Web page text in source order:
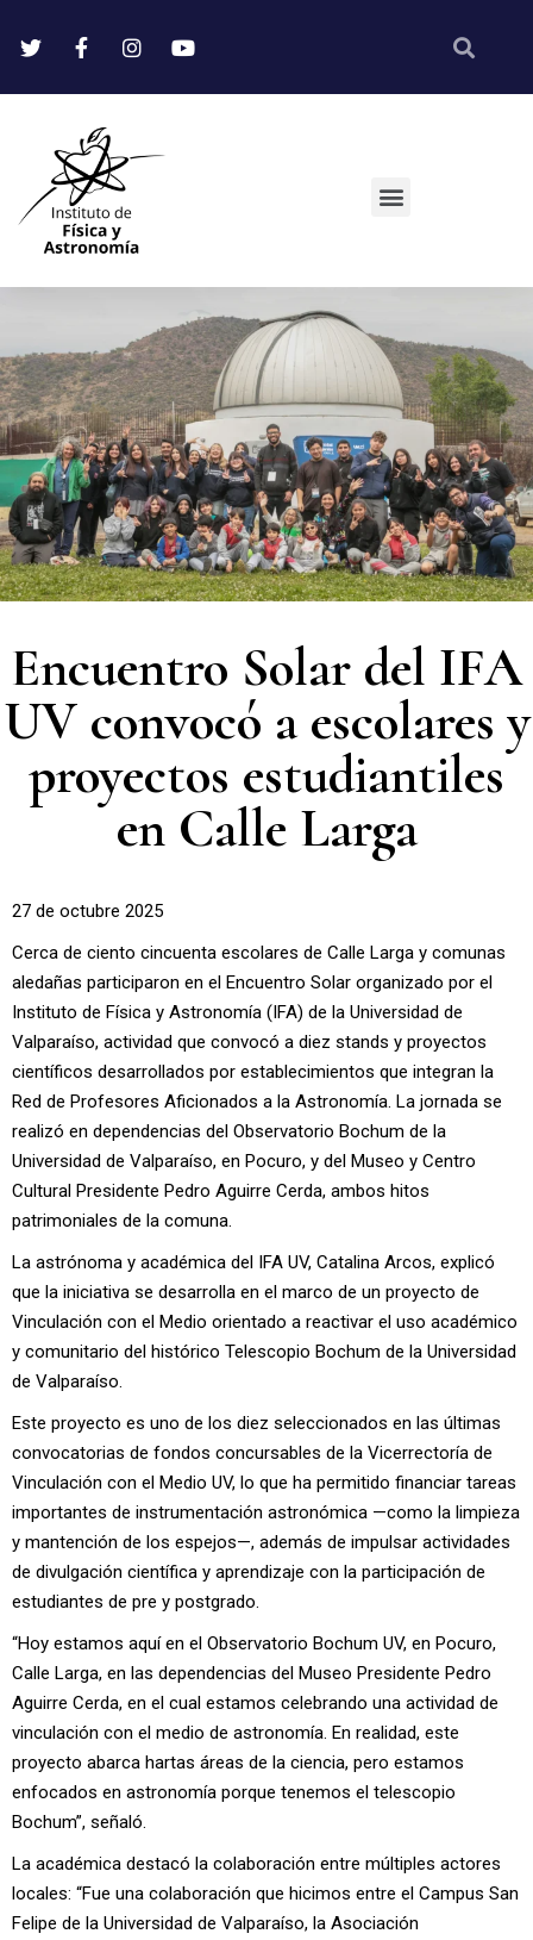
Encuentro Solar del IFA
UV convocó a escolares y
proyectos estudiantiles
en Calle Larga
27 de octubre 2025
Cerca de ciento cincuenta escolares de Calle Larga y comunas
aledañas participaron en el Encuentro Solar organizado por el
Instituto de Física y Astronomía (IFA) de la Universidad de
Valparaíso, actividad que convocó a diez stands y proyectos
científicos desarrollados por establecimientos que integran la
Red de Profesores Aficionados a la Astronomía. La jornada se
realizó en dependencias del Observatorio Bochum de la
Universidad de Valparaíso, en Pocuro, y del Museo y Centro
Cultural Presidente Pedro Aguirre Cerda, ambos hitos
patrimoniales de la comuna.
La astrónoma y académica del IFA UV, Catalina Arcos, explicó
que la iniciativa se desarrolla en el marco de un proyecto de
Vinculación con el Medio orientado a reactivar el uso académico
y comunitario del histórico Telescopio Bochum de la Universidad
de Valparaíso.
Este proyecto es uno de los diez seleccionados en las últimas
convocatorias de fondos concursables de la Vicerrectoría de
Vinculación con el Medio UV, lo que ha permitido financiar tareas
importantes de instrumentación astronómica —como la limpieza
y mantención de los espejos—, además de impulsar actividades
de divulgación científica y aprendizaje con la participación de
estudiantes de pre y postgrado.
“Hoy estamos aquí en el Observatorio Bochum UV, en Pocuro,
Calle Larga, en las dependencias del Museo Presidente Pedro
Aguirre Cerda, en el cual estamos celebrando una actividad de
vinculación con el medio de astronomía. En realidad, este
proyecto abarca hartas áreas de la ciencia, pero estamos
enfocados en astronomía porque tenemos el telescopio
Bochum”, señaló.
La académica destacó la colaboración entre múltiples actores
locales: “Fue una colaboración que hicimos entre el Campus San
Felipe de la Universidad de Valparaíso, la Asociación